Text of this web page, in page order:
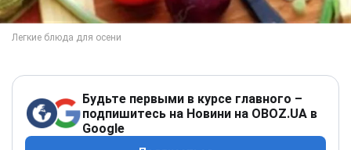
Будьте первыми в курсе главного –
подпишитесь на Новини на OBOZ.UA в
Google